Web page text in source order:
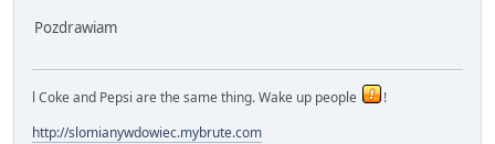
Pozdrawiam
l Coke and Pepsi are the same thing. Wake up people
!
http://slomianywdowiec.mybrute.com